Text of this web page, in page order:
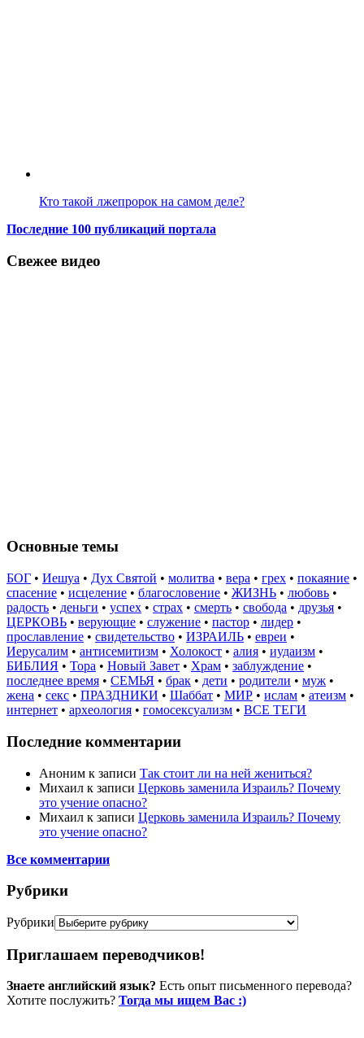
Кто такой лжепророк на самом деле?
Последние 100 публикаций портала
Свежее видео
Основные темы
БОГ • Иешуа • Дух Святой • молитва • вера • грех • покаяние •
спасение • исцеление • благословение • ЖИЗНЬ • любовь •
радость • деньги • успех • страх • смерть • свобода • друзья •
ЦЕРКОВЬ • верующие • служение • пастор • лидер •
прославление • свидетельство • ИЗРАИЛЬ • евреи •
Иерусалим • антисемитизм • Холокост • алия • иудаизм •
БИБЛИЯ • Тора • Новый Завет • Храм • заблуждение •
последнее время • СЕМЬЯ • брак • дети • родители • муж •
жена • секс • ПРАЗДНИКИ • Шаббат • МИР • ислам • атеизм •
интернет • археология • гомосексуализм • ВСЕ ТЕГИ
Последние комментарии
Аноним к записи Так стоит ли на ней жениться?
Михаил к записи Церковь заменила Израиль? Почему
это учение опасно?
Михаил к записи Церковь заменила Израиль? Почему
это учение опасно?
Все комментарии
Рубрики
Рубрики
Приглашаем переводчиков!
Знаете английский язык? Есть опыт письменного перевода?
Хотите послужить? Тогда мы ищем Вас :)